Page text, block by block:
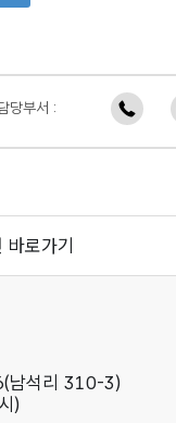
당부서 :
바로가기
남석리 310-3)
)